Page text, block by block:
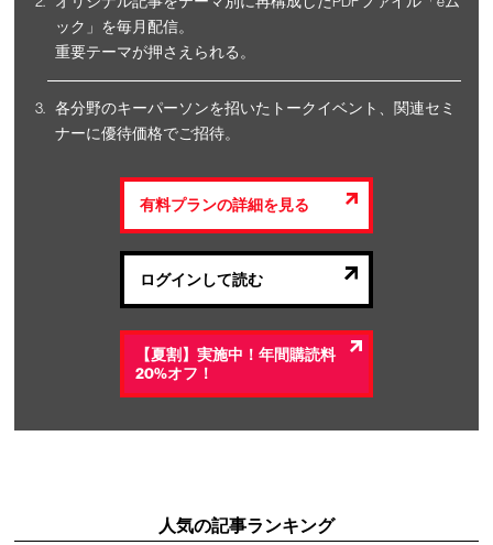
ック」を毎月配信。
重要テーマが押さえられる。
各分野のキーパーソンを招いたトークイベント、関連セミ
ナーに優待価格でご招待。
有料プランの詳細を見る
ログインして読む
【夏割】実施中！年間購読料
20%オフ！
人気の記事ランキング